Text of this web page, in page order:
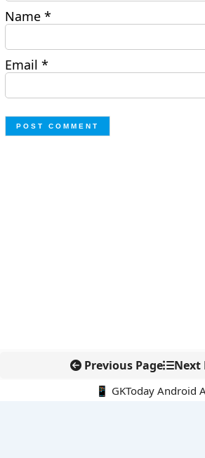
Name*
Email*
Previous Page Next
📱 GKToday Android